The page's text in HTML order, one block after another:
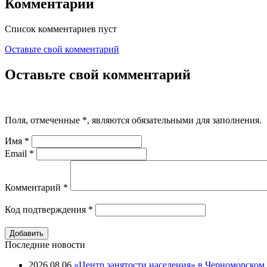
Комментарии
Список комментариев пуст
Оставьте свой комментарий
Оставьте свой комментарий
Поля, отмеченные *, являются обязательными для заполнения.
Имя *
Email *
Комментарий *
Код подтверждения *
Последние новости
2026.08.06 «Центр занятости населения» в